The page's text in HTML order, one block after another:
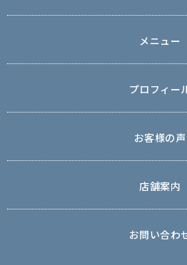
メニュー
プロフィー
お客様の声
店舗案内
お問い合わ